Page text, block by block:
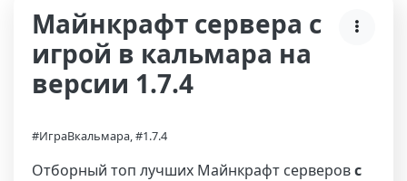
Майнкрафт сервера с
игрой в кальмара на
версии 1.7.4
#ИграВкальмара, #1.7.4
Отборный топ лучших Майнкрафт серверовс